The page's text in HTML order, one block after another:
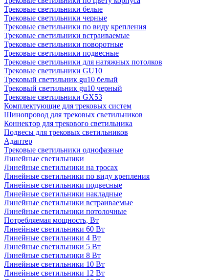
Трековые светильники белые
Трековые светильники черные
Трековые светильники по виду крепления
Трековые светильники встраиваемые
Трековые светильники поворотные
Трековые светильники подвесные
Трековые светильники для натяжных потолков
Трековые светильники GU10
Трековый светильник gu10 белый
Трековый светильник gu10 черный
Трековые светильники GX53
Комплектующие для трековых систем
Шинопровод для трековых светильников
Коннектор для трекового светильника
Подвесы для трековых светильников
Адаптер
Трековые светильники однофазные
Линейные светильники
Линейные светильники на тросах
Линейные светильники по виду крепления
Линейные светильники подвесные
Линейные светильники накладные
Линейные светильники встраиваемые
Линейные светильники потолочные
Потребляемая мощность, Вт
Линейные светильники 60 Вт
Линейные светильники 4 Вт
Линейные светильники 5 Вт
Линейные светильники 8 Вт
Линейные светильники 10 Вт
Линейные светильники 12 Вт